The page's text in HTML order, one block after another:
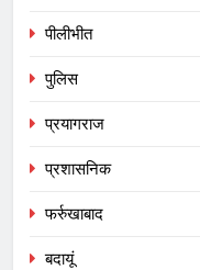
पीलीभीत
पुलिस
प्रयागराज
प्रशासनिक
फर्रुखाबाद
बदायूं